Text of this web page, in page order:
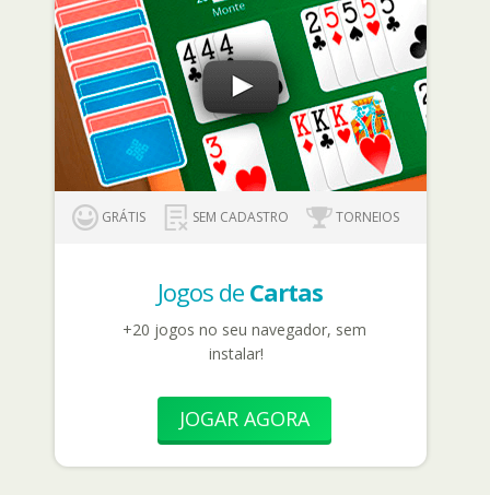
GRÁTIS SEM CADASTRO TORNEIOS
Jogos de Cartas
+20 jogos no seu navegador, sem
instalar!
JOGAR AGORA